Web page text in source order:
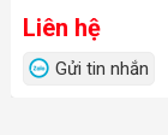
Liên hệ
Gửi tin nhắn